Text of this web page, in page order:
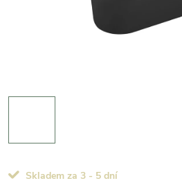
Skladem za 3 - 5 dní